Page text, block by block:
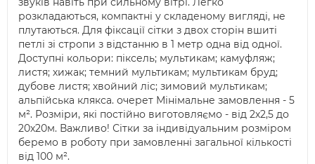
розкладаються, компактні у складеному вигляді, не
плутаються. Для фіксації сітки з двох сторін вшиті
петлі зі стропи з відстанню в 1 метр одна від одної.
Доступні кольори: піксель; мультикам; камуфляж;
листя; хижак; темний мультикам; мультикам бруд;
дубове листя; хвойний ліс; зимовий мультикам;
альпійська клякса. очерет Мінімальне замовлення - 5
м². Розміри, які постійно виготовляємо - від 2х2,5 до
20х20м. Важливо! Сітки за індивідуальним розміром
беремо в роботу при замовленні загальної кількості
від 100 м².